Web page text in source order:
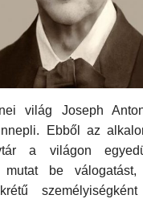
világ Joseph
Ebből az
a világon
mutat be